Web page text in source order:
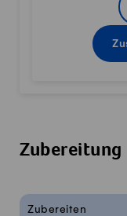
Zubereitung
Rezeptinfos
Zubereiten